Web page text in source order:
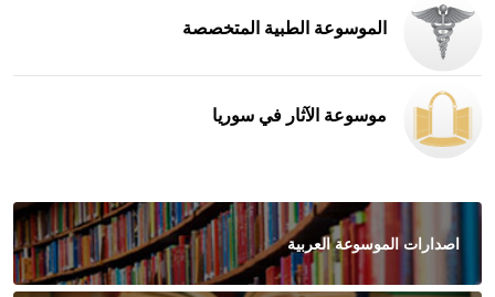
الموسوعة الطبية المتخصصة
موسوعة الآثار في سوريا
اصدارات الموسوعة العربية